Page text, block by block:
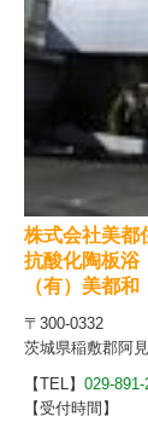
株式会社美都
抗酸化陶板
（有）美都
〒300-0332
茨城県稲敷郡阿
【TEL】 029-891-
【受付時間】